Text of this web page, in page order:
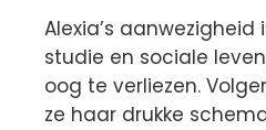
Alexia’s aanwezigheid
studie en sociale
oog te verliezen.
ze haar drukke